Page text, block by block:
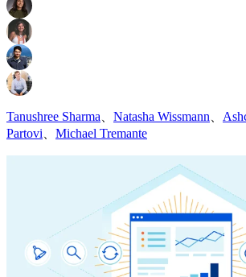
Tanushree Sharma Natasha Wissmann
Partovi
Michael Tremante